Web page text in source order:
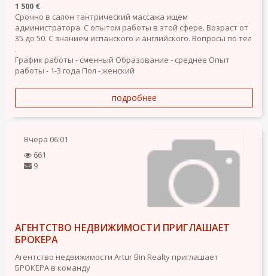
1 500 €
Срочно в салон тантрический массажа ищем
администратора. С опытом работы в этой сфере. Возраст от
35 до 50. С знанием испанского и английского. Вопросы по тел
.
График работы - сменный Образование - среднее Опыт
работы - 1-3 года Пол - женский
подробнее
Вчера 06:01
661
9
АГЕНТСТВО НЕДВИЖИМОСТИ ПРИГЛАШАЕТ
БРОКЕРА
Агентство недвижимости Artur Bin Realty приглашает
БРОКЕРА в команду